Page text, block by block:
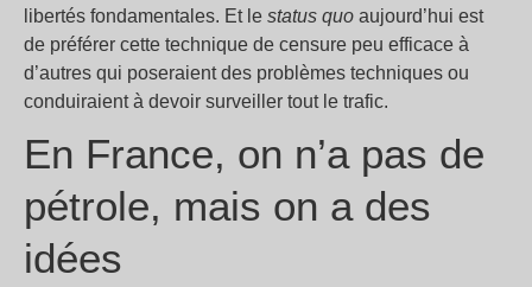
libertés fondamentales. Et le status quo aujourd’hui est
de préférer cette technique de censure peu efficace à
d’autres qui poseraient des problèmes techniques ou
conduiraient à devoir surveiller tout le trafic.
En France, on n’a pas de
pétrole, mais on a des
idées